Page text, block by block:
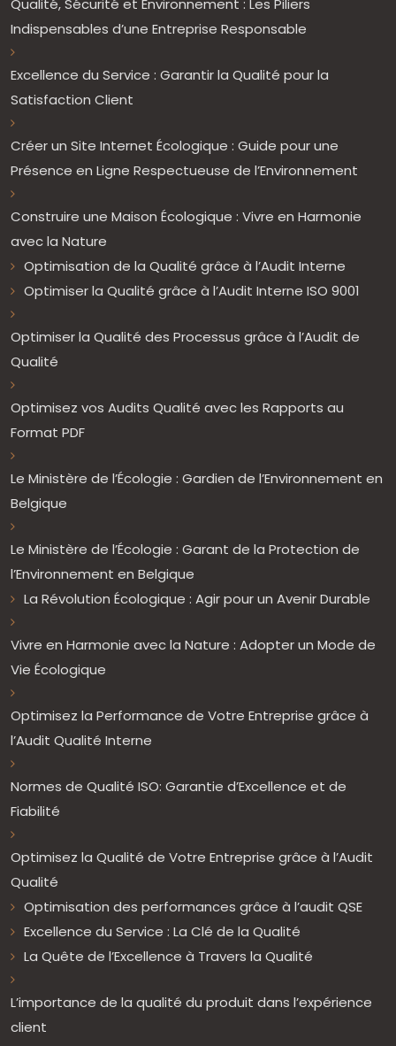
Qualité, Sécurité et Environnement : Les Piliers
Indispensables d’une Entreprise Responsable
Excellence du Service : Garantir la Qualité pour la
Satisfaction Client
Créer un Site Internet Écologique : Guide pour une
Présence en Ligne Respectueuse de l’Environnement
Construire une Maison Écologique : Vivre en Harmonie
avec la Nature
Optimisation de la Qualité grâce à l’Audit Interne
Optimiser la Qualité grâce à l’Audit Interne ISO 9001
Optimiser la Qualité des Processus grâce à l’Audit de
Qualité
Optimisez vos Audits Qualité avec les Rapports au
Format PDF
Le Ministère de l’Écologie : Gardien de l’Environnement en
Belgique
Le Ministère de l’Écologie : Garant de la Protection de
l’Environnement en Belgique
La Révolution Écologique : Agir pour un Avenir Durable
Vivre en Harmonie avec la Nature : Adopter un Mode de
Vie Écologique
Optimisez la Performance de Votre Entreprise grâce à
l’Audit Qualité Interne
Normes de Qualité ISO: Garantie d’Excellence et de
Fiabilité
Optimisez la Qualité de Votre Entreprise grâce à l’Audit
Qualité
Optimisation des performances grâce à l’audit QSE
Excellence du Service : La Clé de la Qualité
La Quête de l’Excellence à Travers la Qualité
L’importance de la qualité du produit dans l’expérience
client